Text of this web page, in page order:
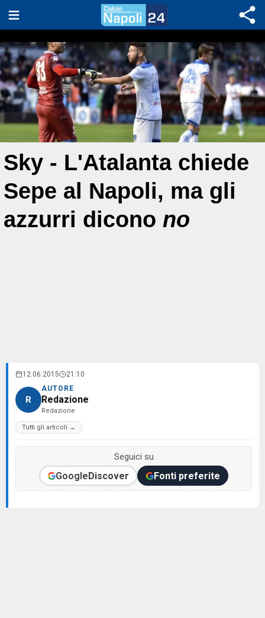
Sky - L'Atalanta chiede
Sepe al Napoli, ma gli
azzurri dicono no
12.06.2015 21:10
R
AUTORE
Redazione
Redazione
Tutti gli articoli →
Seguici su
GoogleDiscover Fonti preferite